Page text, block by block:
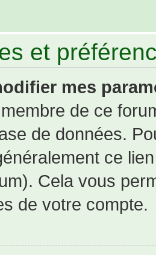
et
mes
de ce
de données.
ce
Cela vous
de votre compte.